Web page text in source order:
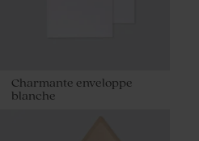
Charmante enveloppe
blanche